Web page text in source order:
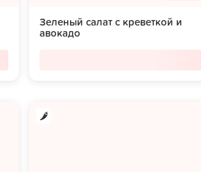
Зеленый салат с креветкой и
авокадо